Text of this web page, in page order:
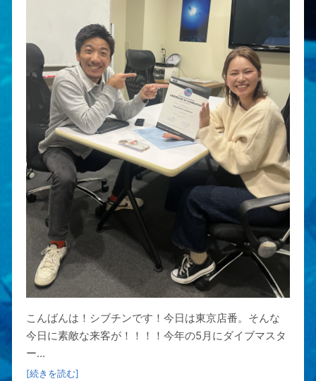
こんばんは！シブチンです！今日は東京店番。そんな
今日に素敵な来客が！！！！今年の5月にダイブマスタ
ー...
[続きを読む]